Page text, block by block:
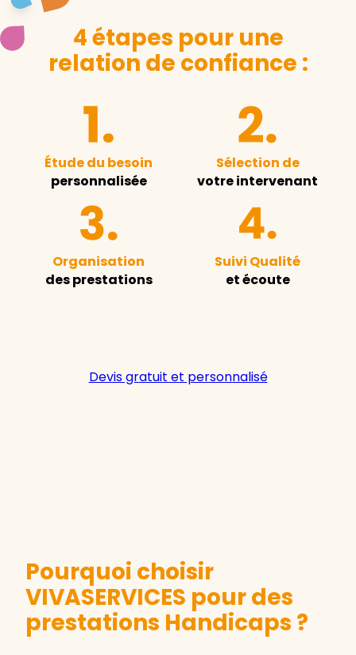
4 étapes pour une
relation de confiance :
Étude du besoin
personnalisée
Sélection de
votre intervenant
Organisation
des prestations
Suivi Qualité
et écoute
Devis gratuit et personnalisé
Pourquoi choisir
VIVASERVICES pour des
prestations Handicaps ?